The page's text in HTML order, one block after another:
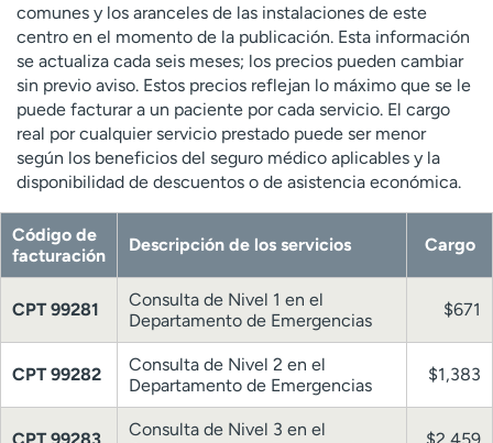
comunes y los aranceles de las instalaciones de este
centro en el momento de la publicación. Esta información
se actualiza cada seis meses; los precios pueden cambiar
sin previo aviso. Estos precios reflejan lo máximo que se le
puede facturar a un paciente por cada servicio. El cargo
real por cualquier servicio prestado puede ser menor
según los beneficios del seguro médico aplicables y la
disponibilidad de descuentos o de asistencia económica.
Código de
facturación
Descripción de los servicios Cargo
CPT 99281
Consulta de Nivel 1 en el
Departamento de Emergencias
$671
CPT 99282
Consulta de Nivel 2 en el
Departamento de Emergencias
$1,383
CPT 99283
Consulta de Nivel 3 en el
$2,459